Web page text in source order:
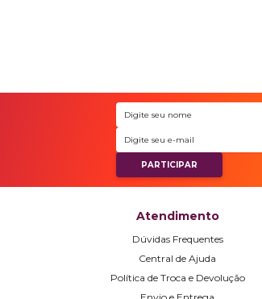
Atendimento
Dúvidas Frequentes
Central de Ajuda
Política de Troca e Devolução
Envio e Entrega